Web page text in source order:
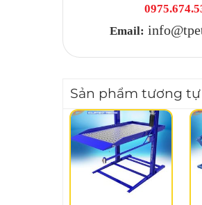
Email:
Sản phẩm tương tự